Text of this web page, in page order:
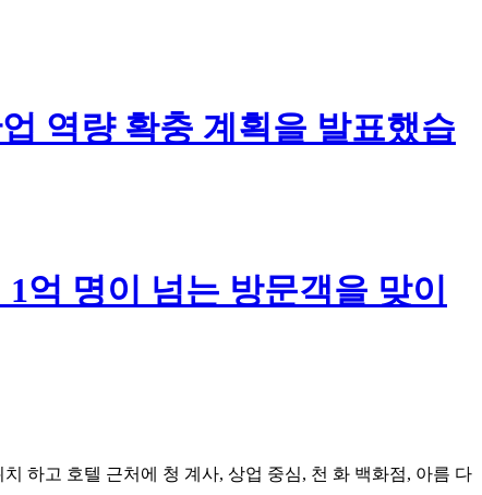
역량 확충 계획을 발표했습
억 명이 넘는 방문객을 맞이
하고 호텔 근처에 청 계사, 상업 중심, 천 화 백화점, 아름 다